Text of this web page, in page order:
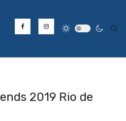
2019 Rio de